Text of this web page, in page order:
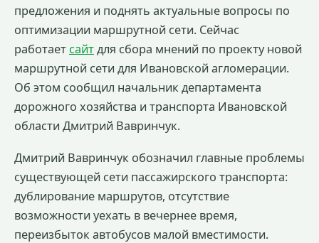
предложения и поднять актуальные вопросы по
оптимизации маршрутной сети. Сейчас
работает сайтдля сбора мнений по проекту новой
маршрутной сети для Ивановской агломерации.
Об этом сообщил начальник департамента
дорожного хозяйства и транспорта Ивановской
области Дмитрий Вавринчук.
Дмитрий Вавринчук обозначил главные проблемы
существующей сети пассажирского транспорта:
дублирование маршрутов, отсутствие
возможности уехать в вечернее время,
переизбыток автобусов малой вместимости.